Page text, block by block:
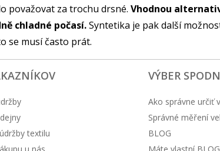
považovat za trochu drsné. Vhodnou
chladné počasí.Syntetika je pak další
se musí často prát.
textilu
VÝBER
Ako správne určiť
Správné měření
BLOG